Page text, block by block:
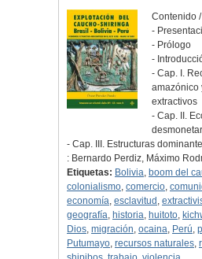
Contenido /
-
- Prólogo
-
- Cap. I.
amazónico
extractivos
- Cap. II.
- Cap. III. Estructuras
: Bernardo Perdiz, Máximo
Etiquetas: Bolivia, boom del
colonialismo, comercio,
economía, esclavitud ,
geografía, historia, huitoto,
Dios, migración, ocaina, Perú,
Putumayo, recursos naturales,